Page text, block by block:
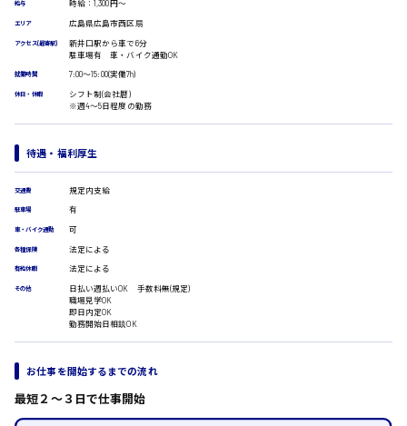
貿易事務
データ入力
コールセンターオペレーター
一般事務
経理事務
IT・クリエイティブ系
DTPオペレーター
CADオペレーター
WEBデザイナー
プログラマー
カスタマーエンジニア
販売・サービス・フード系
レジ
広島市佐伯区
広島市安佐北区
広島市安芸区
廿日市市
時給1400円～
時給1500円以上
給与 時給：1,300円～
エリア 広島県広島市西区扇
アクセス(最寄駅)
新井口駅から車で6分
駐車場有 車・バイク通勤OK
就業時間 7:00〜15:00(実働7h)
休日・休暇
シフト制(会社暦)
※週4〜5日程度の勤務
待遇・福利厚生
交通費 規定内支給
駐車場 有
車・バイク通勤 可
各種保険 法定による
有給休暇 法定による
その他
日払い週払いOK 手数料無(規定)
職場見学OK
即日内定OK
勤務開始日相談OK
お仕事を開始するまでの流れ
最短２〜３日で仕事開始